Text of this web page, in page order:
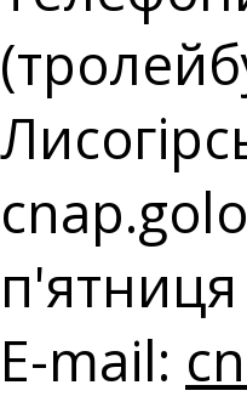
E-mail: